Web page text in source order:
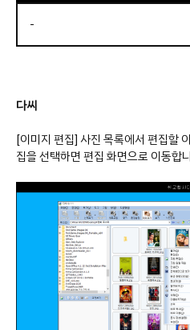
-
다씨
[이미지 편집] 사진 목록에서 편집할
집을 선택하면 편집 화면으로 이동합